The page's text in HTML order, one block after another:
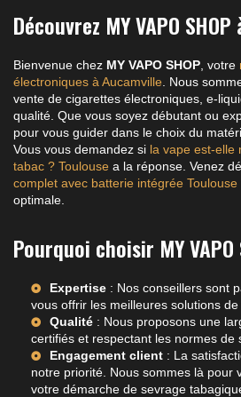
Découvrez MY VAPO
Bienvenue chez MY VAPO SHOP , votre
électroniques à Aucamville . Nous
vente de cigarettes électroniques, e-
qualité. Que vous soyez débutant ou
pour vous guider dans le choix du
Vous vous demandez si la vape est-elle
tabac ? Toulouse a la réponse. Venez
complet avec batterie intégrée Toulouse
optimale.
Pourquoi choisir MY VAPO
Expertise : Nos conseillers sont
vous offrir les meilleures solutions de
Qualité : Nous proposons une
certifiés et respectant les normes de
Engagement client : La
notre priorité. Nous sommes là pour
votre démarche de sevrage